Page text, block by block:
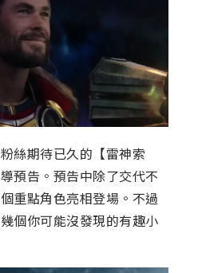
絲期待已久的【雷神索
預告。預告中除了交代不
重點角色亮相登場。不過
個你可能沒發現的有趣小